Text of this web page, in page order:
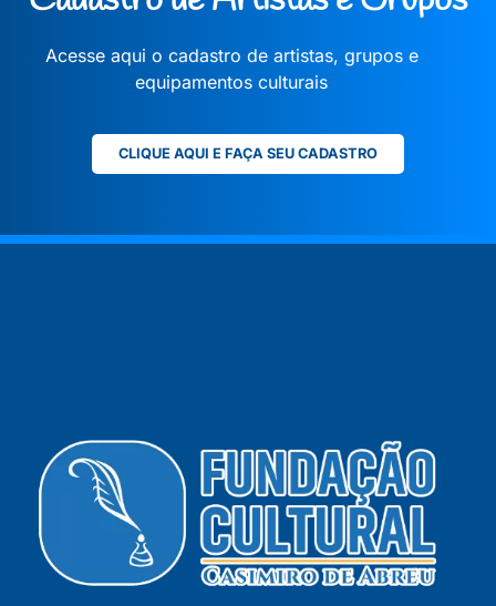
Acesse aqui o cadastro de artistas, grupos e
equipamentos culturais
CLIQUE AQUI E FAÇA SEU CADASTRO